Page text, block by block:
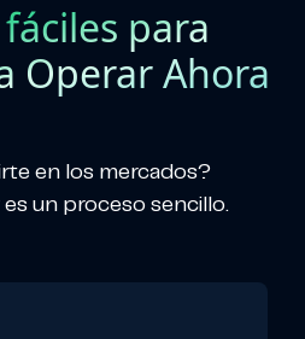
para
Operar Ahora
en los mercados?
un proceso sencillo.